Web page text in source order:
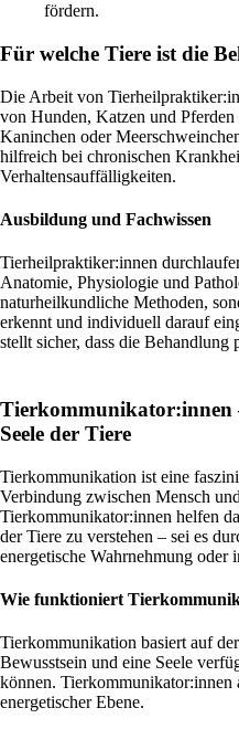
fördern.
Für welche Tiere ist die
Die Arbeit von
von Hunden, Katzen und
Kaninchen oder
hilfreich bei chronischen
Verhaltensauffälligkeiten.
Ausbildung und Fachwissen
Tierheilpraktiker:innen
Anatomie, Physiologie und
naturheilkundliche Methoden,
erkennt und individuell darauf
stellt sicher, dass die Behandlung
Tierkommunikator:innen
Seele der Tiere
Tierkommunikation ist eine
Verbindung zwischen Mensch
Tierkommunikator:innen helfen
der Tiere zu verstehen – sei es
energetische Wahrnehmung oder
Wie funktioniert
Tierkommunikation basiert auf
Bewusstsein und eine Seele
können. Tierkommunikator:innen
energetischer Ebene.